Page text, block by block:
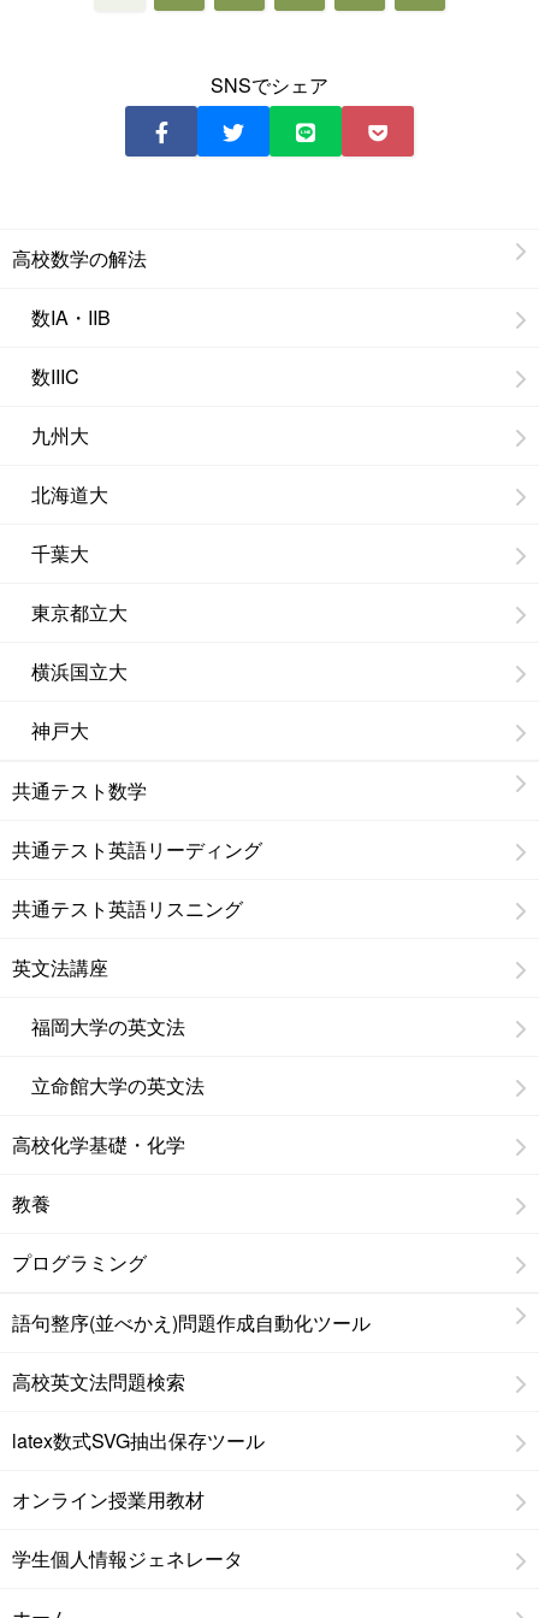
SNSでシェア
高校数学の解法
数IA・IIB
数IIIC
九州大
北海道大
千葉大
東京都立大
横浜国立大
神戸大
共通テスト数学
共通テスト英語リーディング
共通テスト英語リスニング
英文法講座
福岡大学の英文法
立命館大学の英文法
高校化学基礎・化学
教養
プログラミング
語句整序(並べかえ)問題作成自動化ツール
高校英文法問題検索
latex数式SVG抽出保存ツール
オンライン授業用教材
学生個人情報ジェネレータ